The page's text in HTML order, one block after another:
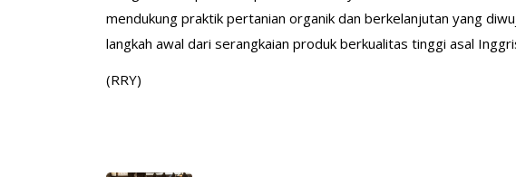
mendukung praktik pertanian organik dan berkelanjutan yang
langkah awal dari serangkaian produk berkualitas tinggi asal
(RRY)